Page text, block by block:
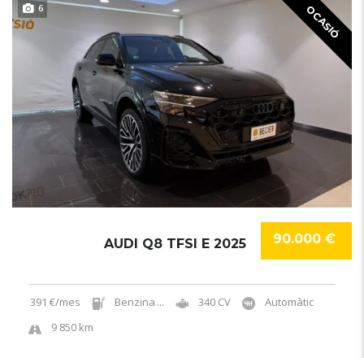
OCASIÓ
6
90.000 €
AUDI Q8 TFSI E 2025
391 €/mes Benzina ... 340 CV
Automàtic
9 850 km